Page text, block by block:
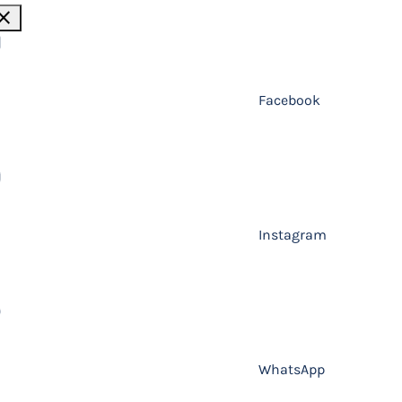
Facebook
Instagram
WhatsApp